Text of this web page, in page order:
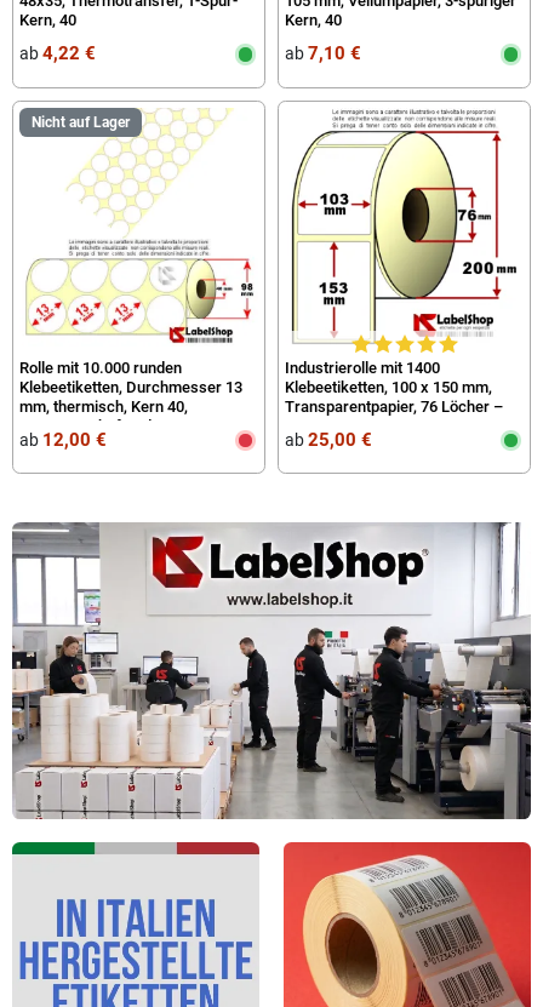
Kern, 40
ab4,22 €
Nicht auf Lager
Rolle mit 10.000 runden
Klebeetiketten, Durchmesser 13
mm, thermisch, Kern 40,
permanent haftend
ab 12,00 €
Kern, 40
ab7,10 €
Industrierolle mit 1400
Klebeetiketten, 100 x 150 mm,
Transparentpapier, 76 Löcher –
ab25,00 €